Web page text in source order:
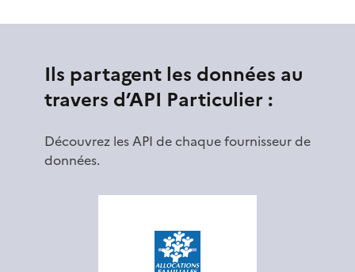
Ils partagent les données au
travers d’API Particulier :
Découvrez les API de chaque fournisseur de
données.